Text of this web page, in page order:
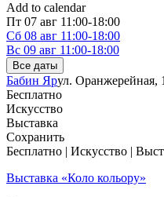
Add to calendar
Пт 07 авг 11:00-18:00
Сб 08 авг 11:00-18:00
Вс 09 авг 11:00-18:00
Все даты
Бабин Ярул. Оранжерейная,
Бесплатно
Искусство
Выставка
Сохранить
Бесплатно | Искусство |
Выставка «Коло кольору»